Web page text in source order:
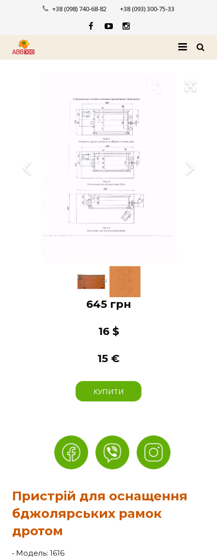
+38 (098) 740-68-82 +38 (093) 300-75-33
Доставка і оплата
645 грн
16 $
15 €
КУПИТИ
Пристрій для оснащення
бджолярських рамок
дротом
• Модель: 1616